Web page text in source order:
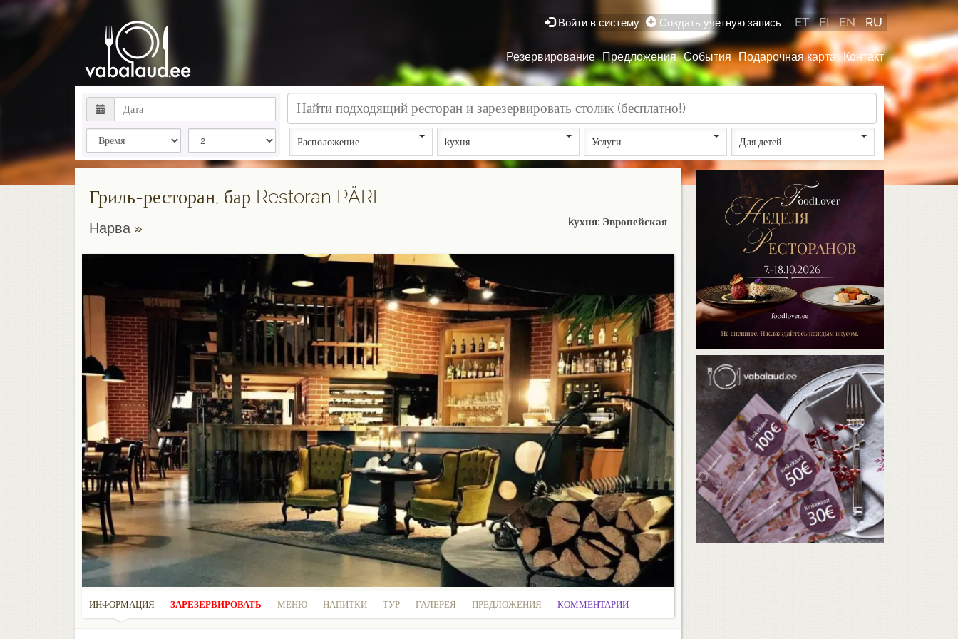
Резервирование Предложения События Подарочная карта Контакт
Войти в систему Создать учетную запись ET FI EN RU
Расположение kухня Услуги Для детей
Гриль-ресторан, бар Restoran PÄRL
Нарва » kухня: Эвропейская
ИНФОРМАЦИЯ ЗАРЕЗЕРВИРОВАТЬ МЕНЮ НАПИТКИ ТУР ГАЛЕРЕЯ ПРЕДЛОЖЕНИЯ КОММЕНТАРИИ